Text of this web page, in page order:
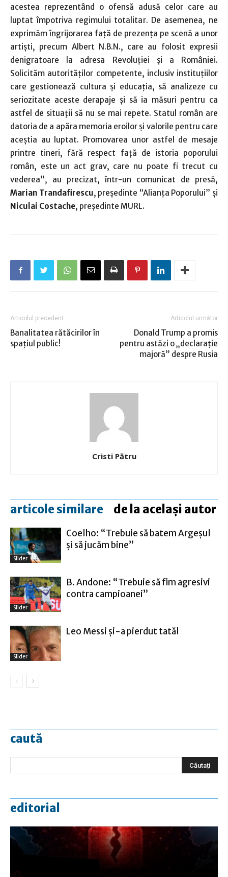
acestea reprezentând o ofensă adusă celor care au
luptat împotriva regimului totalitar. De asemenea, ne
exprimăm îngrijorarea față de prezența pe scenă a unor
artiști, precum Albert N.B.N., care au folosit expresii
denigratoare la adresa Revoluției și a României.
Solicităm autorităților competente, inclusiv instituțiilor
care gestionează cultura și educația, să analizeze cu
seriozitate aceste derapaje și să ia măsuri pentru ca
astfel de situații să nu se mai repete. Statul român are
datoria de a apăra memoria eroilor și valorile pentru care
aceștia au luptat. Promovarea unor astfel de mesaje
printre tineri, fără respect față de istoria poporului
român, este un act grav, care nu poate fi trecut cu
vederea”, au precizat, într-un comunicat de presă,
Marian Trandafirescu, preşedinte “Alianţa Poporului” şi
Niculai Costache, preşedinte MURL.
Articolul precedent
Banalitatea rătăcirilor în
spaţiul public!
Articolul următor
Donald Trump a promis
pentru astăzi o „declaraţie
majoră” despre Rusia
Cristi Pătru
articole similare de la același autor
Slider
Coelho: “Trebuie să batem Argeşul
şi să jucăm bine”
Slider
B. Andone: “Trebuie să fim agresivi
contra campioanei”
Slider
Leo Messi şi-a pierdut tatăl
caută
editorial